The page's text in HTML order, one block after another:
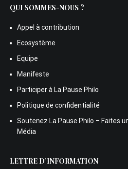
QUI SOMMES-NOUS ?
Appel à contribution
Ecosystème
Equipe
Manifeste
Participer à La Pause Philo
Politique de confidentialité
Soutenez La Pause Philo – Faites
Média
LETTRE D’INFORMATION